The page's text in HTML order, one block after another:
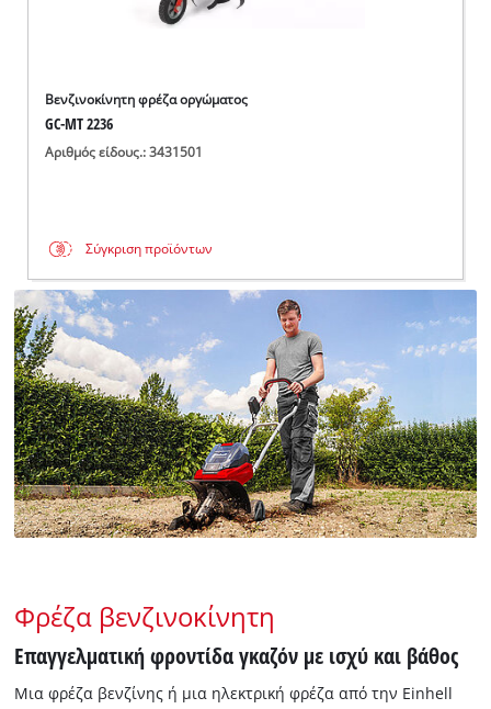
Βενζινοκίνητη φρέζα οργώματος
GC-MT 2236
Αριθμός είδους.: 3431501
Σύγκριση προϊόντων
Φρέζα βενζινοκίνητη
Επαγγελματική φροντίδα γκαζόν με ισχύ και βάθος
Μια φρέζα βενζίνης ή μια ηλεκτρική φρέζα από την Einhell